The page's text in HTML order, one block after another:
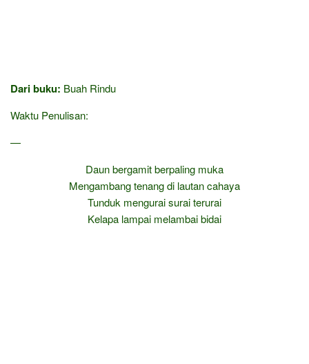
Dari buku: Buah Rindu
Waktu Penulisan:
—
Daun bergamit berpaling muka
Mengambang tenang di lautan cahaya
Tunduk mengurai surai terurai
Kelapa lampai melambai bidai